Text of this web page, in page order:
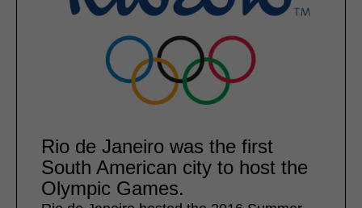
Rio de Janeiro was the first
South American city to host the
Olympic Games.